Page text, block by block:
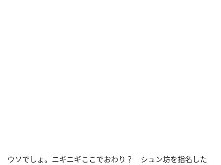
ウソでしょ。ニギニギここでおわり？ シュン坊を指名した